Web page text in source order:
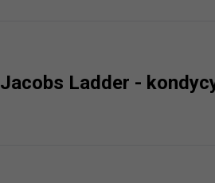
Jacobs